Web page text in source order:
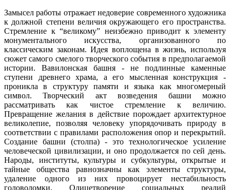
Замысел работы отражает недоверие современного художника
к должной степени величия окружающего его пространства.
Стремление к “великому” неизбежно приводит к элементу
монументального искусства, организованного по
классическим законам. Идея воплощена в жизнь, используя
сюжет самого смелого творческого события в предполагаемой
истории. Вавилонская башня - не подлинные каменные
ступени древнего храма, а его мысленная конструкция -
проникла в структуру памяти и языка как многомерный
символ. Творческий акт возведения башни можно
рассматривать как чистое стремление к величию.
Превращение желания в действие порождает архитектурное
великолепие, позволяя человеку упорядочивать природу в
соответствии с правилами расположения опор и перекрытий.
Создание башни (столпа) - это технологическое усиление
человеческой цивилизации, и оно продолжается по сей день.
Народы, институты, культуры и субкультуры, открытые и
тайные общества равнозначны как элементы структуры,
удаление одного из них провоцирует нестабильность
головоломки. Олицетворение социальных реалий